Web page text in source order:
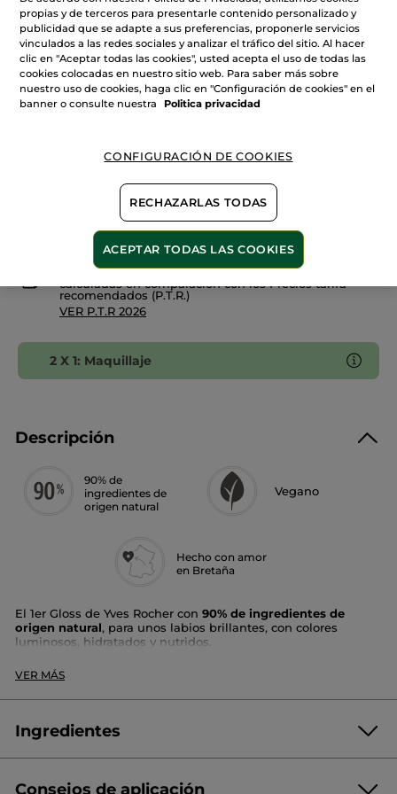
Rouge
Elixir
Gloss
+10
Cantidad
AÑADIR A MI CESTA
Pago Seguro
Satisfecho o te devolvemos el dinero
Las promociones o ventajas Yves Rocher son
calculadas en comparación con los Precios tarifa
recomendados (P.T.R.)
VER P.T.R 2026
2 X 1: Maquillaje
Descripción
90% de
ingredientes de
origen natural
Vegano
Hecho con amor
en Bretaña
El 1er Gloss de Yves Rocher con 90% de ingredientes de
origen natural, para unos labios brillantes, con colores
luminosos, hidratados y nutridos.
Su+:
Enriquecido conaceite de Camelia, su fórmula hidrata y
En un solo gesto, su textura ligera, ultradeslizante te aporta
color y brillo. A la vez que deja loslabios confortablesy
VER MÁS
Ingredientes
Consejos de aplicación
propias y de terceros para presentarle contenido personalizado y
publicidad que se adapte a sus preferencias, proponerle servicios
vinculados a las redes sociales y analizar el tráfico del sitio. Al hacer
clic en "Aceptar todas las cookies", usted acepta el uso de todas las
cookies colocadas en nuestro sitio web. Para saber más sobre
nuestro uso de cookies, haga clic en "Configuración de cookies" en el
banner o consulte nuestra
Politica privacidad
CONFIGURACIÓN DE COOKIES
RECHAZARLAS TODAS
ACEPTAR TODAS LAS COOKIES